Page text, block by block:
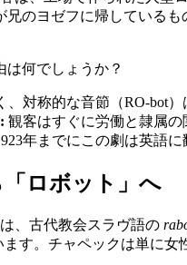
兄のヨゼフに帰している
は何でしょうか？
、対称的な音節（RO-bot）
観客はすぐに労働と隷属の
年までにこの劇は英語
「ロボット」へ
は、古代教会スラヴ語の
ます。チャペックは単に女